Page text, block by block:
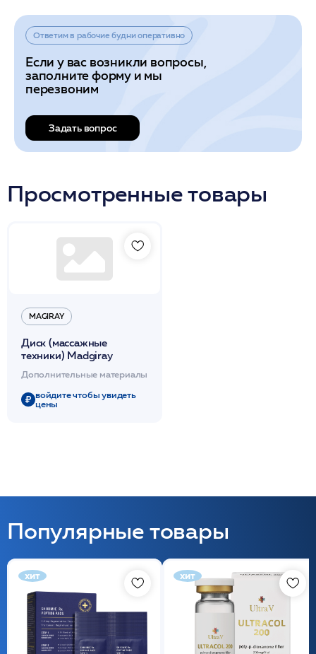
Ответим в рабочие будни оперативно
Если у вас возникли вопросы,
заполните форму и мы
перезвоним
Задать вопрос
Просмотренные товары
MAGIRAY
Диск (массажные
техники) Madgiray
Дополнительные материалы
войдите чтобы увидеть
цены
Популярные товары
хит хит